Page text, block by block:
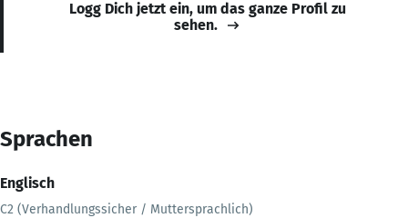
Logg Dich jetzt ein, um das ganze Profil zu
sehen.
Sprachen
Englisch
C2 (Verhandlungssicher / Muttersprachlich)